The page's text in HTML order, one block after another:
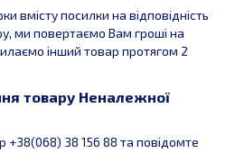
вмісту посилки на відповідність
ми повертаємо Вам гроші на
інший товар протягом 2
товару Неналежної
38 156 88 та повідомте